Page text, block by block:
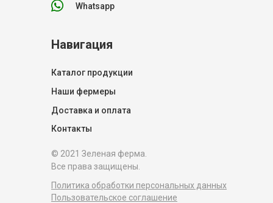
© 2021 Зеленая ферма.
Все права защищены.
Политика обработки персональных данных
Пользовательское соглашение
Наши фермеры
Доставка и оплата
Контакты
Каталог продукции
Whatsapp
Навигация